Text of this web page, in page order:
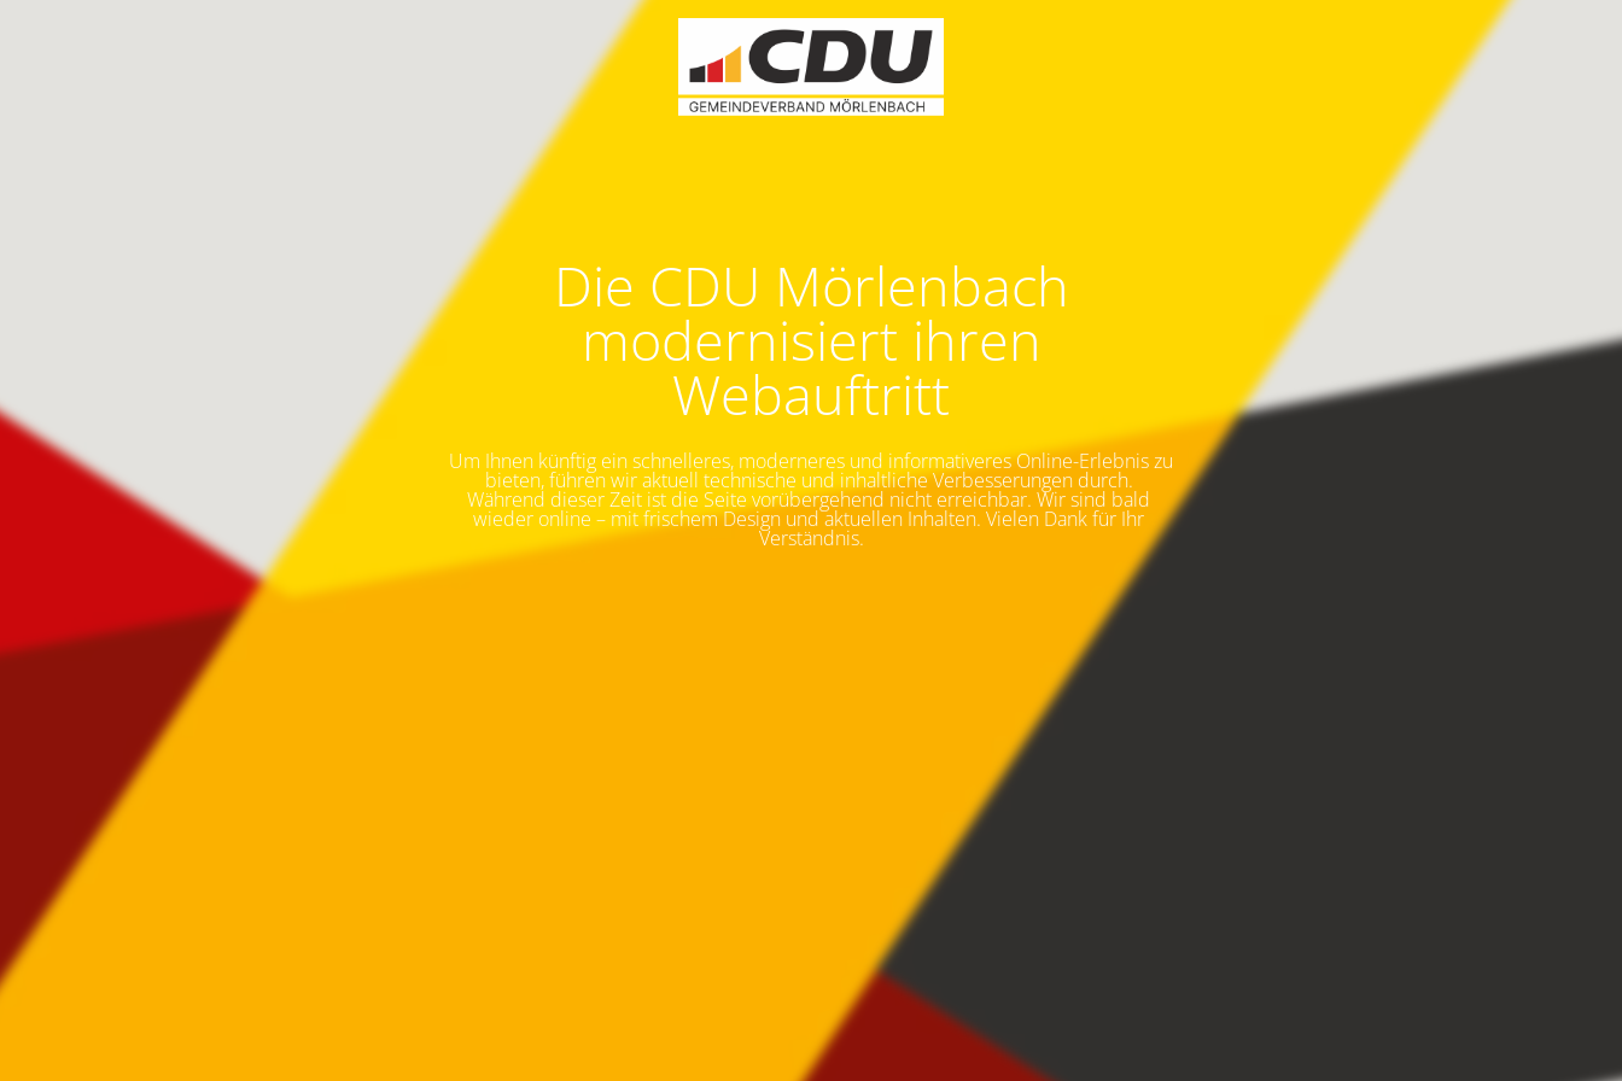
Die CDU Mörlenbach
modernisiert ihren
Webauftritt
Um Ihnen künftig ein schnelleres, moderneres und informativeres Online-Erlebnis zu
bieten, führen wir aktuell technische und inhaltliche Verbesserungen durch.
Während dieser Zeit ist die Seite vorübergehend nicht erreichbar. Wir sind bald
wieder online – mit frischem Design und aktuellen Inhalten. Vielen Dank für Ihr
Verständnis.